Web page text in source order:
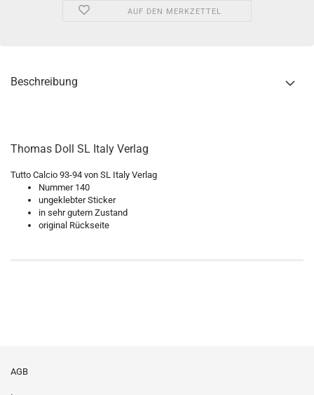
AUF DEN MERKZETTEL
Beschreibung
Thomas Doll SL Italy Verlag
Tutto Calcio 93-94 von SL Italy Verlag
Nummer 140
ungeklebter Sticker
in sehr gutem Zustand
original Rückseite
AGB